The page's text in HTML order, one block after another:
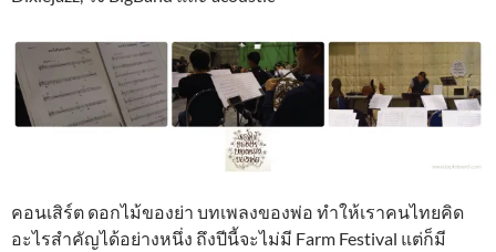
คอนเสิร์ต ดอกไม้ของย่า บทเพลงของพ่อ ทำให้เราคนไทยคิด
อะไรสำคัญได้อย่างหนึ่ง ถึงปีนี้จะไม่มี Farm Festival แต่ก็มี